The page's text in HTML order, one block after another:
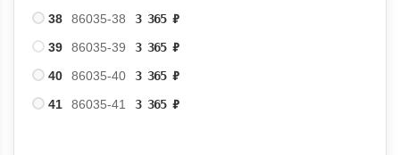
38
86035-38 3 365 ₽
39
86035-39 3 365 ₽
40
86035-40 3 365 ₽
41
86035-41 3 365 ₽